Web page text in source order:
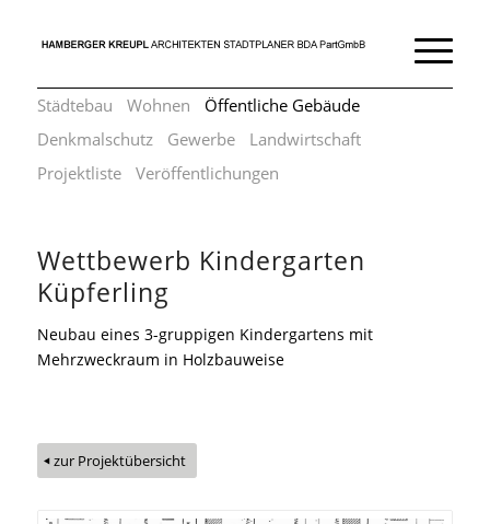
Städtebau Wohnen
Öffentliche Gebäude
Denkmalschutz
Gewerbe
Landwirtschaft
Projektliste
Veröffentlichungen
Wettbewerb Kindergarten
Küpferling
Neubau eines 3-gruppigen Kindergartens mit
Mehrzweckraum in Holzbauweise
zur Projektübersicht